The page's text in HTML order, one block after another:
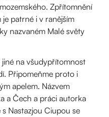
Zpřítomnění
patrné i v ranějším
nazvaném Malé světy
na všudypřítomnost
Připomeňme proto i
apelem. Názvem
a Čech a práci autorka
Nastazjou Ciupou se